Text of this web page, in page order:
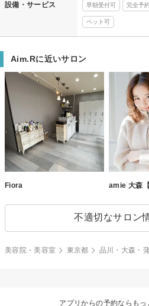
設備・サービス 早朝受付可 完全予
ペット可
Aim.Rに近いサロン
Fiora amie 大森【
不適切なサロン
美容院・美容室 東京都 品川・大森・
アプリからの予約ならもっ